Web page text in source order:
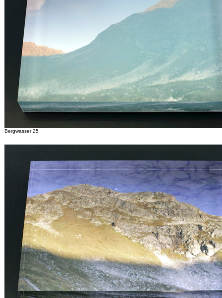
Bergwasser 25